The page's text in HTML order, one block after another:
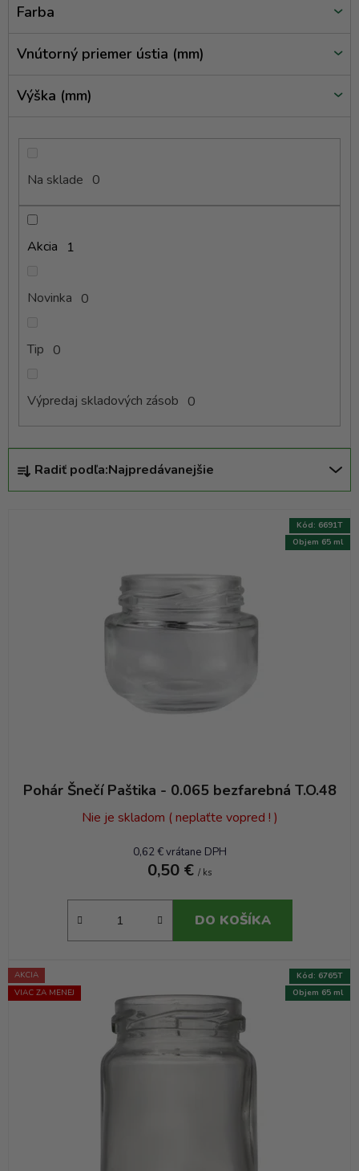
d
Radiť podľa:Najpredávanejšie
Na sklade 0
Akcia 1
Novinka 0
Tip 0
Výpredaj skladových zásob 0
Farba
Vnútorný priemer ústia (mm)
Výška (mm)
o
Pohár Šnečí Paštika - 0.065 bezfarebná T.O.48
Nie je skladom ( neplaťte vopred ! )
0,62 € vrátane DPH
0,50 € / ks
DO KOŠÍKA
Objem 65 ml
Kód: 6691T
AKCIA
VIAC ZA MENEJ
Objem 65 ml
Kód: 6765T